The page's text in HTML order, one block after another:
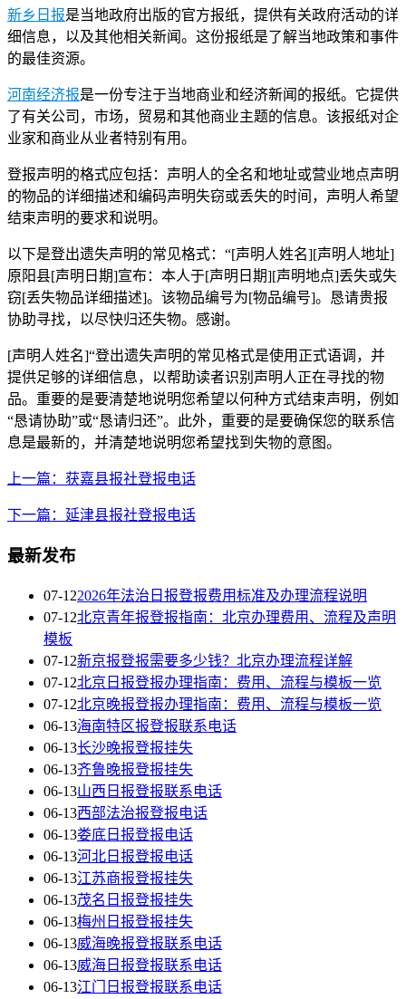
新乡日报是当地政府出版的官方报纸，提供有关政府活动的详
细信息，以及其他相关新闻。这份报纸是了解当地政策和事件
的最佳资源。
河南经济报是一份专注于当地商业和经济新闻的报纸。它提供
了有关公司，市场，贸易和其他商业主题的信息。该报纸对企
业家和商业从业者特别有用。
登报声明的格式应包括：声明人的全名和地址或营业地点声明
的物品的详细描述和编码声明失窃或丢失的时间，声明人希望
结束声明的要求和说明。
以下是登出遗失声明的常见格式：“[声明人姓名][声明人地址]
原阳县[声明日期]宣布：本人于[声明日期][声明地点]丢失或失
窃[丢失物品详细描述]。该物品编号为[物品编号]。恳请贵报
协助寻找，以尽快归还失物。感谢。
[声明人姓名]“登出遗失声明的常见格式是使用正式语调，并
提供足够的详细信息，以帮助读者识别声明人正在寻找的物
品。重要的是要清楚地说明您希望以何种方式结束声明，例如
“恳请协助”或“恳请归还”。此外，重要的是要确保您的联系信
息是最新的，并清楚地说明您希望找到失物的意图。
上一篇：获嘉县报社登报电话
下一篇：延津县报社登报电话
最新发布
07-122026年法治日报登报费用标准及办理流程说明
07-12北京青年报登报指南：北京办理费用、流程及声明
模板
07-12新京报登报需要多少钱？北京办理流程详解
07-12北京日报登报办理指南：费用、流程与模板一览
07-12北京晚报登报办理指南：费用、流程与模板一览
06-13海南特区报登报联系电话
06-13长沙晚报登报挂失
06-13齐鲁晚报登报挂失
06-13山西日报登报联系电话
06-13西部法治报登报电话
06-13娄底日报登报电话
06-13河北日报登报电话
06-13江苏商报登报挂失
06-13茂名日报登报挂失
06-13梅州日报登报挂失
06-13威海晚报登报联系电话
06-13威海日报登报联系电话
06-13江门日报登报联系电话